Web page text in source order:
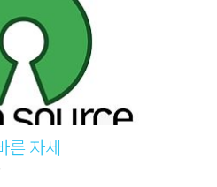
른 자세